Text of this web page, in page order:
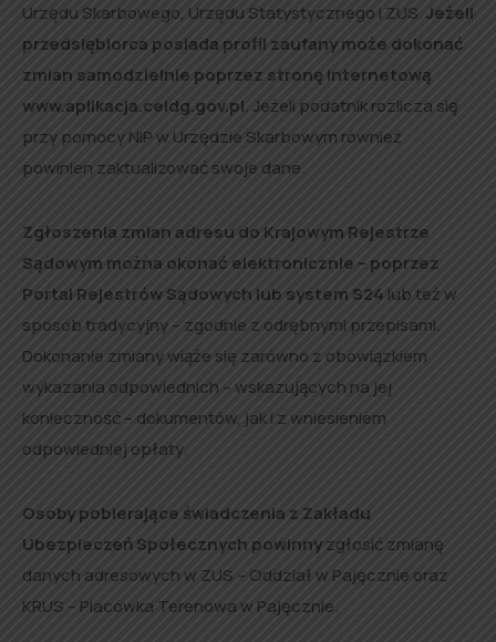
Urzędu Skarbowego, Urzędu Statystycznego i ZUS.Jeżeli
przedsiębiorca posiada profil zaufany może dokonać
zmian samodzielnie poprzez stronę internetową
www.aplikacja.ceidg.gov.pl. Jeżeli podatnik rozlicza się
przy pomocy NIP w Urzędzie Skarbowym również
powinien zaktualizować swoje dane.
Zgłoszenia zmian adresu do Krajowym Rejestrze
Sądowym można okonać elektronicznie – poprzez
Portal Rejestrów Sądowych lub system S24 lub też w
sposób tradycyjny – zgodnie z odrębnymi przepisami.
Dokonanie zmiany wiąże się zarówno z obowiązkiem
wykazania odpowiednich – wskazujących na jej
konieczność – dokumentów, jak i z wniesieniem
odpowiedniej opłaty.
Osoby pobierające świadczenia z Zakładu
Ubezpieczeń Społecznych powinnyzgłosić zmianę
danych adresowych w ZUS – Oddział w Pajęcznie oraz
KRUS – Placówka Terenowa w Pajęcznie.